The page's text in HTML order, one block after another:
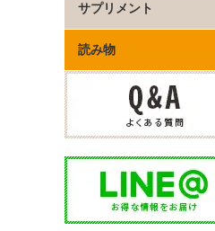
サプリメント
読み物